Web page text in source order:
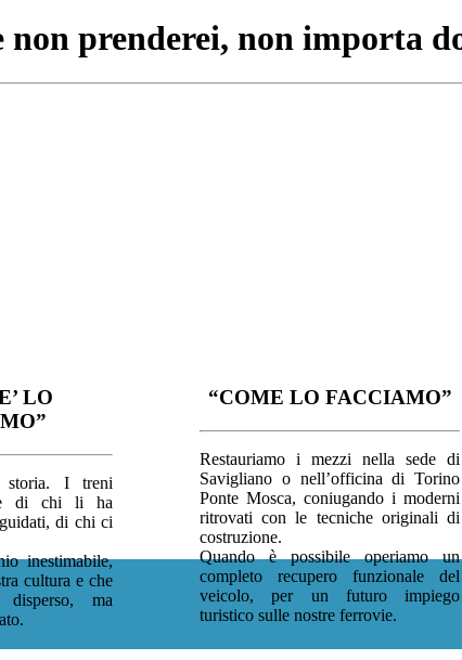
non prenderei, non importa
LO
I treni
di chi li ha
di chi ci
inestimabile,
cultura e che
ma
“COME LO FACCIAMO”
Restauriamo i mezzi nella sede di
Savigliano o nell’officina di Torino
Ponte Mosca, coniugando i moderni
ritrovati con le tecniche originali di
costruzione.
Quando è possibile operiamo un
completo recupero funzionale del
veicolo, per un futuro impiego
turistico sulle nostre ferrovie.